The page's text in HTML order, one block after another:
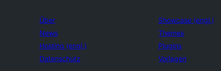
Über
News
Hosting (engl.)
Datenschutz
Showcase (engl.)
Themes
Plugins
Vorlagen